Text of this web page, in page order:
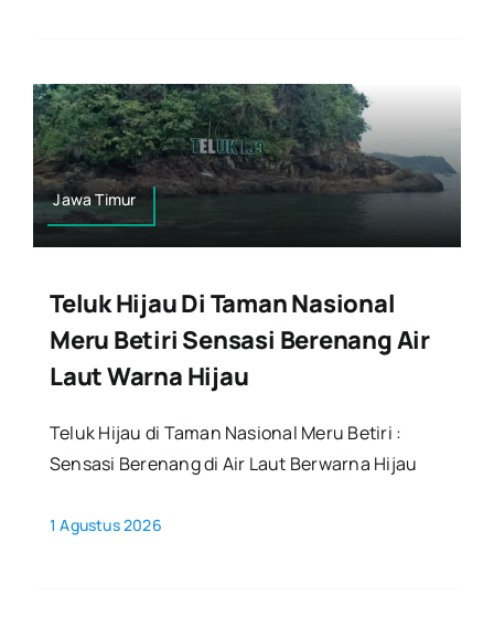
Jawa Timur
Teluk Hijau Di Taman Nasional
Meru Betiri Sensasi Berenang Air
Laut Warna Hijau
Teluk Hijau di Taman Nasional Meru Betiri :
Sensasi Berenang di Air Laut Berwarna Hijau
1 Agustus 2026